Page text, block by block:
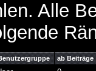
Alle
ab Beiträge